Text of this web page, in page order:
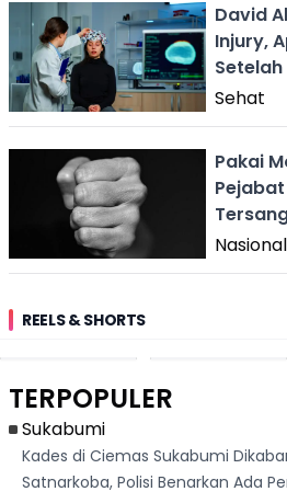
David
Injury,
Sehat
Pakai
Pelajar
Nasional
REELS & SHORTS
Pantai
Dari
Palabuhanratu
TERPOPULER
Sukabumi
Kades di Ciemas Sukabumi
Satnarkoba, Polisi Benarkan Ada